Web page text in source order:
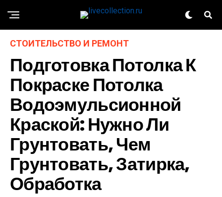
СТОИТЕЛЬСТВО И РЕМОНТ
Подготовка Потолка К
Покраске Потолка
Водоэмульсионной
Краской: Нужно Ли
Грунтовать, Чем
Грунтовать, Затирка,
Обработка